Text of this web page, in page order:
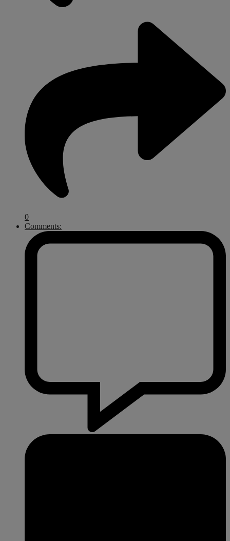
0
Comments: